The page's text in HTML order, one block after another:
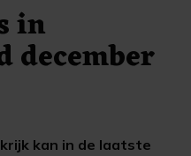
in
december
kan in de laatste